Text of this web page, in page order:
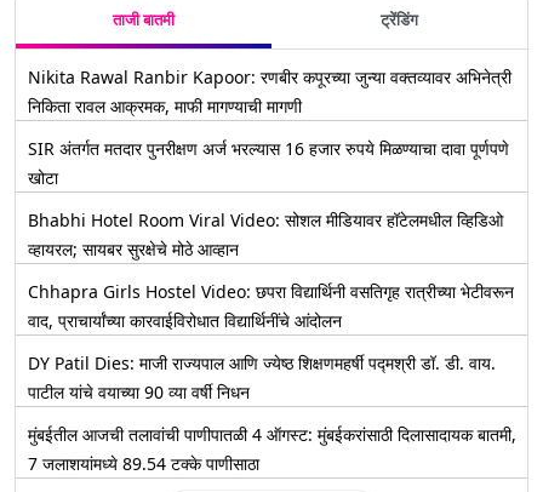
ताजी बातमी ट्रेंडिंग
Nikita Rawal Ranbir Kapoor: रणबीर कपूरच्या जुन्या वक्तव्यावर अभिनेत्री
निकिता रावल आक्रमक, माफी मागण्याची मागणी
SIR अंतर्गत मतदार पुनरीक्षण अर्ज भरल्यास 16 हजार रुपये मिळण्याचा दावा पूर्णपणे
खोटा
Bhabhi Hotel Room Viral Video: सोशल मीडियावर हॉटेलमधील व्हिडिओ
व्हायरल; सायबर सुरक्षेचे मोठे आव्हान
Chhapra Girls Hostel Video: छपरा विद्यार्थिनी वसतिगृह रात्रीच्या भेटीवरून
वाद, प्राचार्यांच्या कारवाईविरोधात विद्यार्थिनींचे आंदोलन
DY Patil Dies: माजी राज्यपाल आणि ज्येष्ठ शिक्षणमहर्षी पद्मश्री डॉ. डी. वाय.
पाटील यांचे वयाच्या 90 व्या वर्षी निधन
मुंबईतील आजची तलावांची पाणीपातळी 4 ऑगस्ट: मुंबईकरांसाठी दिलासादायक बातमी,
7 जलाशयांमध्ये 89.54 टक्के पाणीसाठा